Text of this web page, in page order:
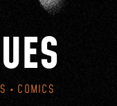
• COMICS